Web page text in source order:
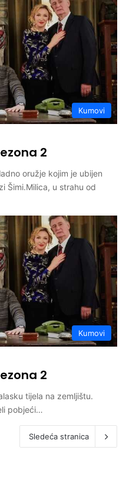
Kumovi
2
oružje kojim je ubijen
Šimi.Milica, u strahu od
Kumovi
2
tijela na zemljištu.
pobjeći…
Sledeća stranica